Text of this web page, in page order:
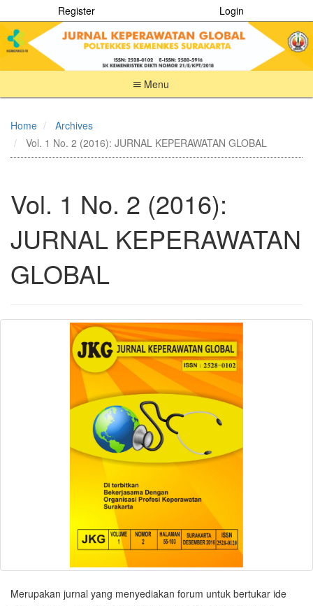
Register Login
Menu
page
content
Main
Content
Sidebar
Home
Archives
Vol. 1 No. 2 (2016): JURNAL KEPERAWATAN GLOBAL
Vol. 1 No. 2 (2016):
JURNAL KEPERAWATAN
GLOBAL
Merupakan jurnal yang menyediakan forum untuk bertukar ide